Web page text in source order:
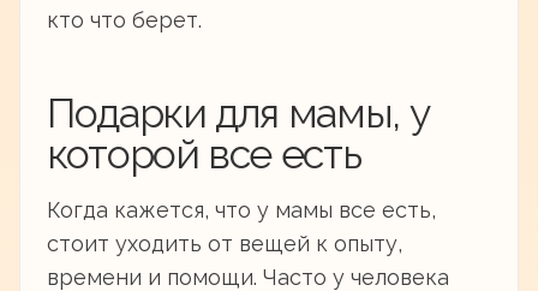
кто что берет.
Подарки для мамы, у
которой все есть
Когда кажется, что у мамы все есть,
стоит уходить от вещей к опыту,
времени и помощи. Часто у человека